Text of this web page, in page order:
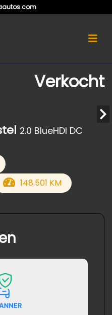
Verkocht
2.0 BlueHDI DC
148.501 KM